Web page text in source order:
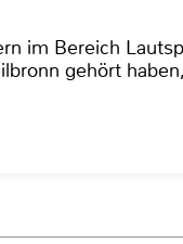
im Bereich
gehört